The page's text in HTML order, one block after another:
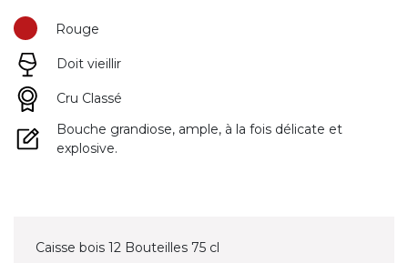
Rouge
Doit vieillir
Cru Classé
Bouche grandiose, ample, à la fois délicate et
explosive.
Caisse bois 12 Bouteilles 75 cl